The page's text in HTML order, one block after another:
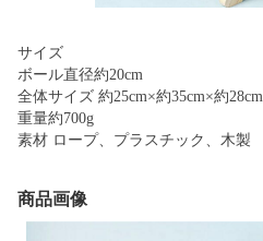
サイズ
ボール直径約20cm
全体サイズ 約25cm×約35cm×約28cm
重量約700g
素材 ロープ、プラスチック、木製
商品画像